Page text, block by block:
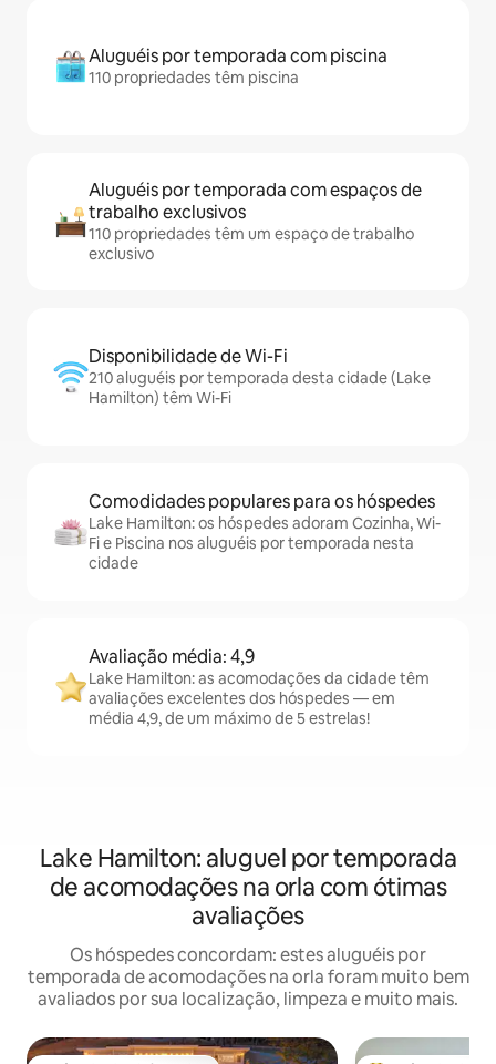
Aluguéis por temporada com piscina
110 propriedades têm piscina
Aluguéis por temporada com espaços de
trabalho exclusivos
110 propriedades têm um espaço de trabalho
exclusivo
Disponibilidade de Wi-Fi
210 aluguéis por temporada desta cidade (Lake
Hamilton) têm Wi-Fi
Comodidades populares para os hóspedes
Lake Hamilton: os hóspedes adoram Cozinha, Wi-
Fi e Piscina nos aluguéis por temporada nesta
cidade
Avaliação média: 4,9
Lake Hamilton: as acomodações da cidade têm
avaliações excelentes dos hóspedes — em
média 4,9, de um máximo de 5 estrelas!
Lake Hamilton: aluguel por temporada
de acomodações na orla com ótimas
avaliações
Os hóspedes concordam: estes aluguéis por
temporada de acomodações na orla foram muito bem
avaliados por sua localização, limpeza e muito mais.